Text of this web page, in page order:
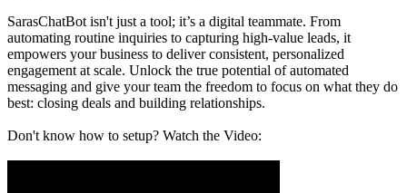
SarasChatBot isn't just a tool; it’s a digital teammate. From
automating routine inquiries to capturing high-value leads, it
empowers your business to deliver consistent, personalized
engagement at scale. Unlock the true potential of automated
messaging and give your team the freedom to focus on what they do
best: closing deals and building relationships.
Don't know how to setup? Watch the Video: